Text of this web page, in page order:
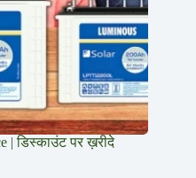
| डिस्काउंट पर ख़रीदे